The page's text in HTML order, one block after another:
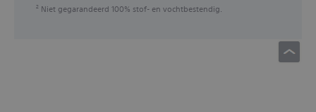
2 Niet gegarandeerd 100% stof- en vochtbestendig.